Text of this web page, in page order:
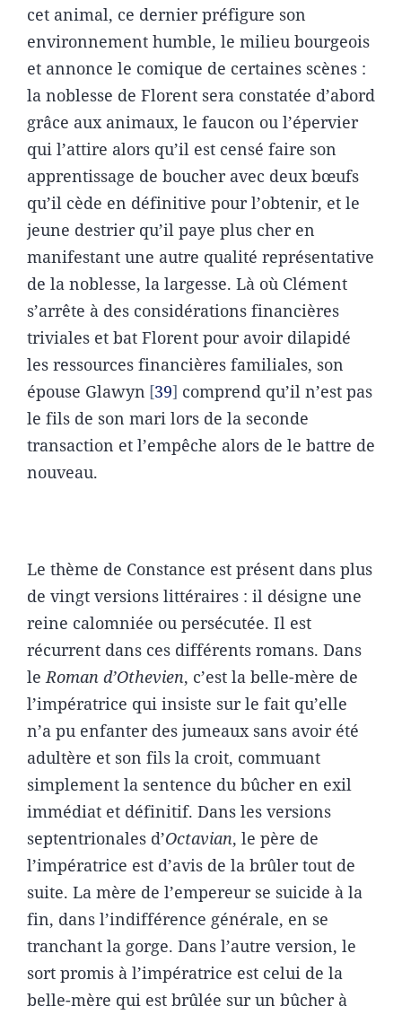
cet animal, ce dernier préfigure son
environnement humble, le milieu bourgeois
et annonce le comique de certaines scènes :
la noblesse de Florent sera constatée d’abord
grâce aux animaux, le faucon ou l’épervier
qui l’attire alors qu’il est censé faire son
apprentissage de boucher avec deux bœufs
qu’il cède en définitive pour l’obtenir, et le
jeune destrier qu’il paye plus cher en
manifestant une autre qualité représentative
de la noblesse, la largesse. Là où Clément
s’arrête à des considérations financières
triviales et bat Florent pour avoir dilapidé
les ressources financières familiales, son
épouse Glawyn 39 comprend qu’il n’est pas
le fils de son mari lors de la seconde
transaction et l’empêche alors de le battre de
nouveau.
Le thème de Constance est présent dans plus
de vingt versions littéraires : il désigne une
reine calomniée ou persécutée. Il est
récurrent dans ces différents romans. Dans
leRoman d’Othevien, c’est la belle-mère de
l’impératrice qui insiste sur le fait qu’elle
n’a pu enfanter des jumeaux sans avoir été
adultère et son fils la croit, commuant
simplement la sentence du bûcher en exil
immédiat et définitif. Dans les versions
septentrionales d’Octavian, le père de
l’impératrice est d’avis de la brûler tout de
suite. La mère de l’empereur se suicide à la
fin, dans l’indifférence générale, en se
tranchant la gorge. Dans l’autre version, le
sort promis à l’impératrice est celui de la
belle-mère qui est brûlée sur un bûcher à